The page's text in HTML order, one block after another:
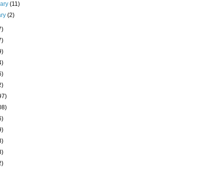
(11)
(2)